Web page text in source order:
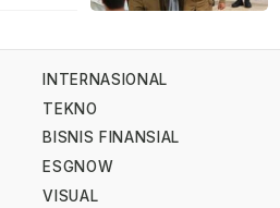
INTERNASIONAL
TEKNO
BISNIS FINANSIAL
ESGNOW
VISUAL